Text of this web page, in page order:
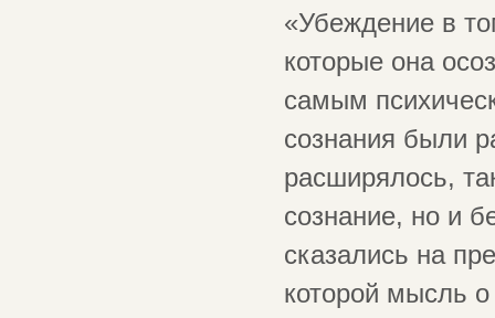
«Убеждение в
которые она
самым
сознания были
расширялось,
сознание, но и
сказались на
которой мысль о